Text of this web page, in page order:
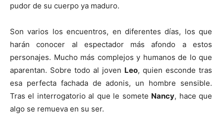
pudor de su cuerpo ya maduro.
Son varios los encuentros, en diferentes días, los que
harán conocer al espectador más afondo a estos
personajes. Mucho más complejos y humanos de lo que
aparentan. Sobre todo al joven Leo, quien esconde tras
esa perfecta fachada de adonis, un hombre sensible.
Tras el interrogatorio al que le somete Nancy, hace que
algo se remueva en su ser.